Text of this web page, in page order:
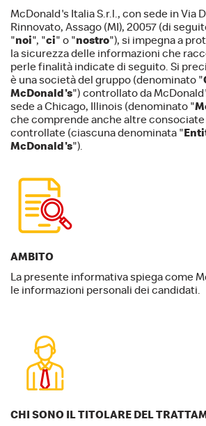
McDonald's Italia S.r.l., con sede in Via
Rinnovato, Assago (MI), 20057 (di
"noi", "ci" o "nostro"), si impegna a
la sicurezza delle informazioni che
perle finalità indicate di seguito. Si
è una società del gruppo (denominato "
McDonald's") controllato da
sede a Chicago, Illinois (denominato "
che comprende anche altre
controllate (ciascuna denominata "
McDonald's").
AMBITO
La presente informativa spiega come
le informazioni personali dei candidati.
CHI SONO IL TITOLARE DEL